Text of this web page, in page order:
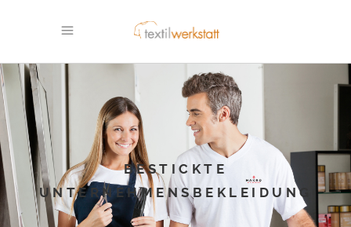
BESTICKTE
UNTERNEHMENSBEKLEIDUNG